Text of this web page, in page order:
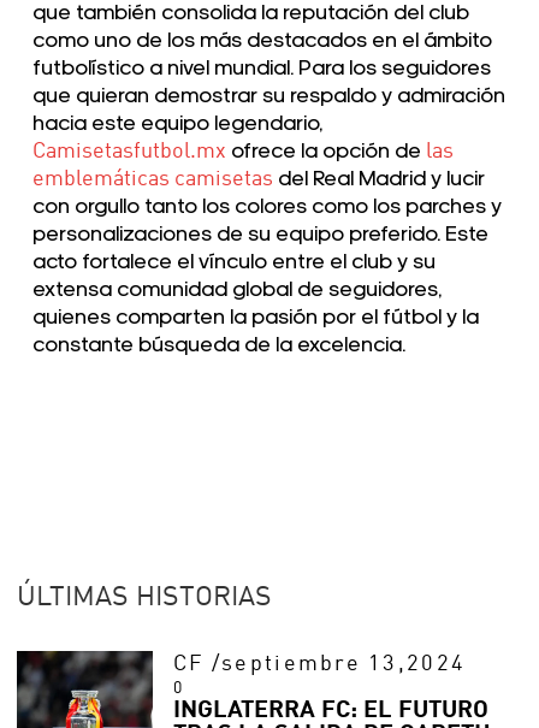
que también consolida la reputación del club
como uno de los más destacados en el ámbito
futbolístico a nivel mundial. Para los seguidores
que quieran demostrar su respaldo y admiración
hacia este equipo legendario,
Camisetasfutbol.mx ofrece la opción de las
emblemáticas camisetas del Real Madrid y lucir
con orgullo tanto los colores como los parches y
personalizaciones de su equipo preferido. Este
acto fortalece el vínculo entre el club y su
extensa comunidad global de seguidores,
quienes comparten la pasión por el fútbol y la
constante búsqueda de la excelencia.
ÚLTIMAS HISTORIAS
CF /septiembre 13,2024
0
INGLATERRA FC: EL FUTURO